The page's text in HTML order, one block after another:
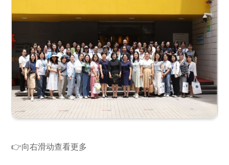
深圳市第八幼儿园教师代表：
印象深刻的是“雅致”的教育、在美和爱
的环境中成长的幼儿、富有特色的文化课
程，感受到“教无痕”。不同非遗文化设计的
场馆，为幼儿提供可探索、交流的环境，充
满潮汕文化氛围。我们看到小朋友做岗位指
导员的时候非常热情、耐心，能够照顾客人
师幼的平等。在这其中，教师成为幼儿的支
👉向右滑动查看更多